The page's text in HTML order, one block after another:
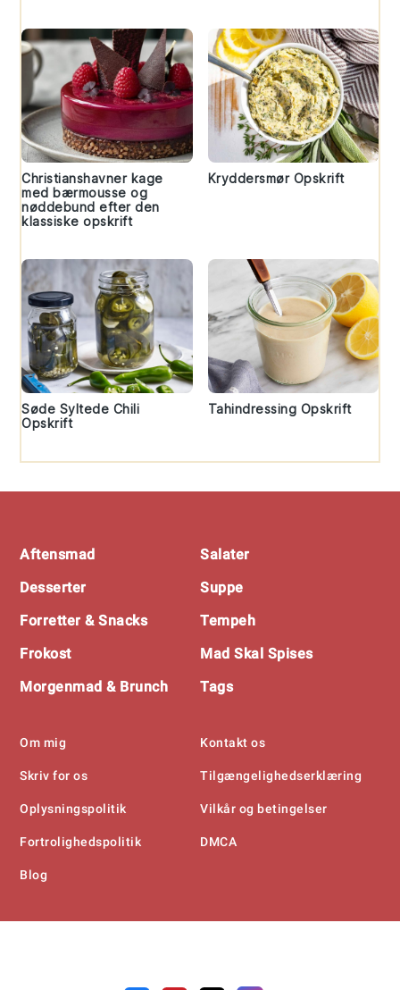
Christianshavner kage
med bærmousse og
nøddebund efter den
klassiske opskrift
Kryddersmør Opskrift
Søde Syltede Chili
Opskrift
Tahindressing Opskrift
Aftensmad
Desserter
Forretter & Snacks
Frokost
Morgenmad & Brunch
Salater
Suppe
Tempeh
Mad Skal Spises
Tags
Om mig
Skriv for os
Oplysningspolitik
Fortrolighedspolitik
Blog
Kontakt os
Tilgængelighedserklæring
Vilkår og betingelser
DMCA